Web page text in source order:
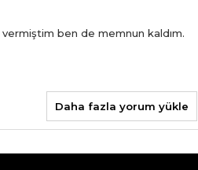
ben de memnun kaldım.
Daha fazla yorum yükle